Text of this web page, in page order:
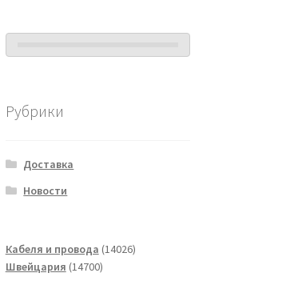
Рубрики
Доставка
Новости
Кабеля и провода 1402614026
Швейцария 1470014700